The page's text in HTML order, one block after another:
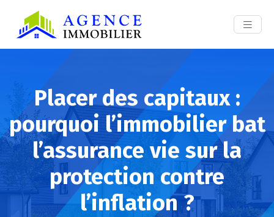
Placer des capitaux :
pourquoi l’immobilier bat
l’assurance vie sur la
protection contre
l’inflation ?